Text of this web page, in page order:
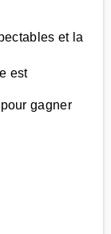
et la
est
gagner